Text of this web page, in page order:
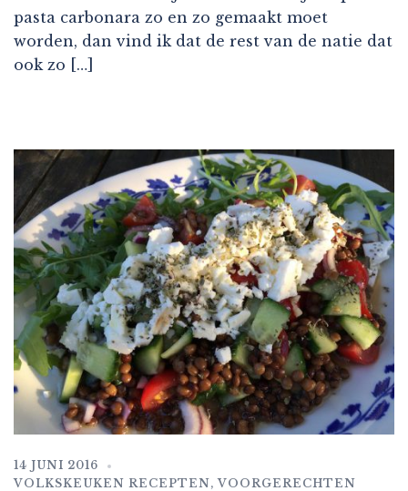
pasta carbonara zo en zo gemaakt moet
worden, dan vind ik dat de rest van de natie dat
ook zo […]
14 JUNI 2016
VOLKSKEUKEN RECEPTEN,VOORGERECHTEN